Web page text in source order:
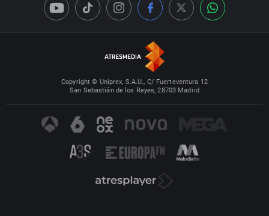
Copyright © Uniprex, S.A.U., C/ Fuerteventura 12
San Sebastián de los Reyes, 28703 Madrid